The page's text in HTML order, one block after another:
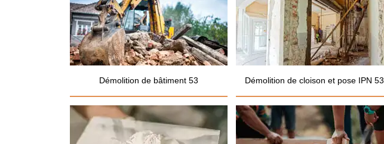
Démolition de bâtiment 53 Démolition de cloison et pose IPN 53